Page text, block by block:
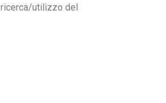
utilizzo del